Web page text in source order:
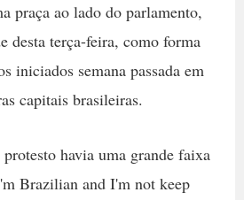
praça ao lado do parlamento,
desta terça-feira, como forma
iniciados semana passada em
capitais brasileiras.
havia uma grande faixa
Brazilian and I'm not keep